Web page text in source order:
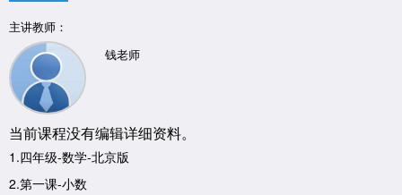
主讲教师：
钱老师
当前课程没有编辑详细资料。
1.四年级-数学-北京版
2.第一课-小数